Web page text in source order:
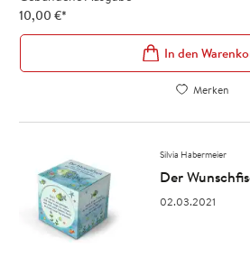
10,00 €*
In den
Merken
Silvia Habermeier
Der
02.03.2021